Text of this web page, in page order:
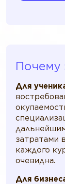
Почему
Для
затратами
каждого
очевидна.
Для